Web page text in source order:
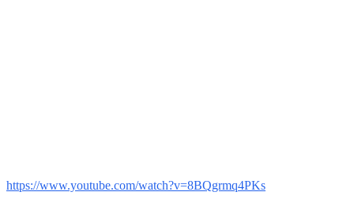
https://www.youtube.com/watch?v=8BQgrmq4PKs